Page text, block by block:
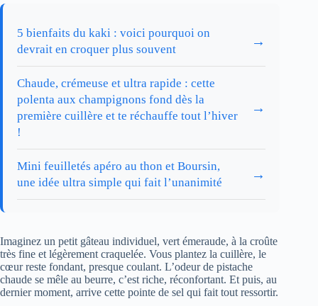
5 bienfaits du kaki : voici pourquoi on
devrait en croquer plus souvent
→
Chaude, crémeuse et ultra rapide : cette
polenta aux champignons fond dès la
première cuillère et te réchauffe tout l’hiver
!
→
Mini feuilletés apéro au thon et Boursin,
une idée ultra simple qui fait l’unanimité
→
Imaginez un petit gâteau individuel, vert émeraude, à la croûte
très fine et légèrement craquelée. Vous plantez la cuillère, le
cœur reste fondant, presque coulant. L’odeur de pistache
chaude se mêle au beurre, c’est riche, réconfortant. Et puis, au
dernier moment, arrive cette pointe de sel qui fait tout ressortir.